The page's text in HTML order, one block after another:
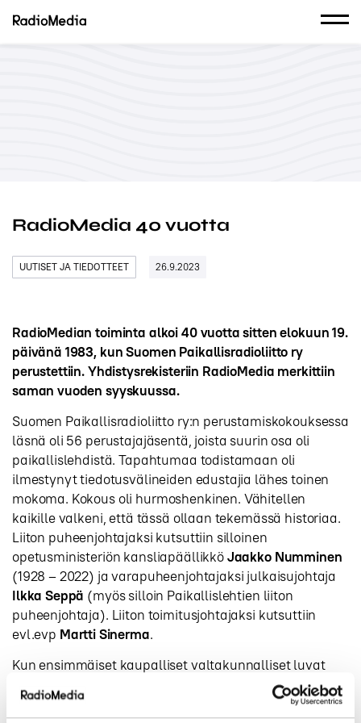
RadioMedia 40 vuotta
UUTISET JA TIEDOTTEET 26.9.2023
RadioMedian toiminta alkoi 40 vuotta sitten elokuun 19.
päivänä 1983, kun Suomen Paikallisradioliitto ry
perustettiin. Yhdistysrekisteriin RadioMedia merkittiin
saman vuoden syyskuussa.
Suomen Paikallisradioliitto ry:n perustamiskokouksessa
läsnä oli 56 perustajajäsentä, joista suurin osa oli
paikallislehdistä. Tapahtumaa todistamaan oli
ilmestynyt tiedotusvälineiden edustajia lähes toinen
mokoma. Kokous oli hurmoshenkinen. Vähitellen
kaikille valkeni, että tässä ollaan tekemässä historiaa.
Liiton puheenjohtajaksi kutsuttiin silloinen
opetusministeriön kansliapäällikköJaakko Numminen
(1928 – 2022) ja varapuheenjohtajaksi julkaisujohtaja
Ilkka Seppä (myös silloin Paikallislehtien liiton
puheenjohtaja). Liiton toimitusjohtajaksi kutsuttiin
evl.evp Martti Sinerma.
Kun ensimmäiset kaupalliset valtakunnalliset luvat
myönnettiin, muutettiin vuonna 1997 liiton nimeksi
Suomen radioiden liitto. Vuonna 2010 liiton viralliseksi